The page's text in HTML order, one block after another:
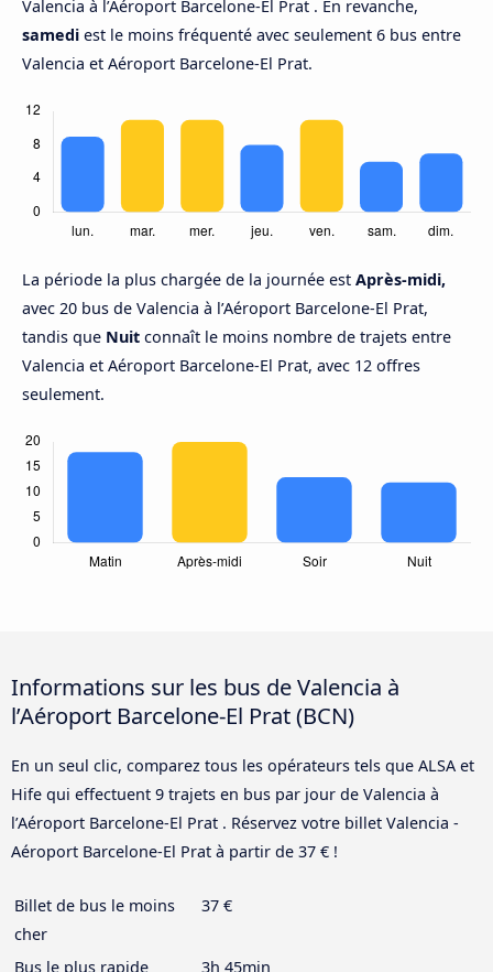
Valencia à l’Aéroport Barcelone-El Prat . En revanche,
samedi est le moins fréquenté avec seulement 6 bus entre
Valencia et Aéroport Barcelone-El Prat.
La période la plus chargée de la journée est Après-midi,
avec 20 bus de Valencia à l’Aéroport Barcelone-El Prat,
tandis que Nuit connaît le moins nombre de trajets entre
Valencia et Aéroport Barcelone-El Prat, avec 12 offres
seulement.
Informations sur les bus de Valencia à
l’Aéroport Barcelone-El Prat (BCN)
En un seul clic, comparez tous les opérateurs tels que ALSA et
Hife qui effectuent 9 trajets en bus par jour de Valencia à
l’Aéroport Barcelone-El Prat . Réservez votre billet Valencia -
Aéroport Barcelone-El Prat à partir de 37 € !
Billet de bus le moins
cher
37 €
Bus le plus rapide
3h 45min